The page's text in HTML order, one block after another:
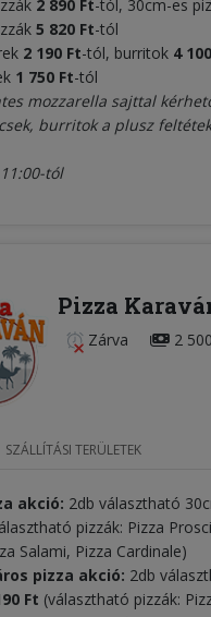
2 890 Ft-tól, 30cm-es
5 820 Ft-tól
2 190 Ft-tól, burritok 4 10
1 750 Ft-tól
mozzarella sajttal
burritok a plusz
tól
Pizza
Zárva 2
SZÁLLÍTÁSI TERÜLETEK
akció: 2db választható
pizzák: Pizza
Salami, Pizza Cardinale)
pizza akció: 2db
Ft (választható pizzák: